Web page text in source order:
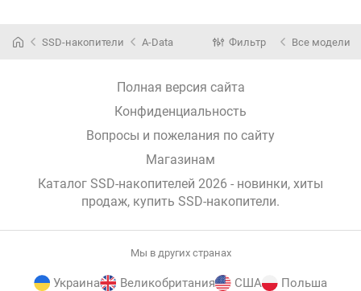
SSD-накопители A-Data Фильтр Все модели
Полная версия сайта
Конфиденциальность
Вопросы и пожелания по сайту
Магазинам
Каталог SSD-накопителей 2026 - новинки, хиты
продаж, купить SSD-накопители.
Мы в других странах
Украина Великобритания США Польша